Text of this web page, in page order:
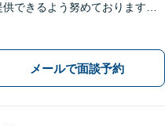
供できるよう努めております。
メールで面談予約